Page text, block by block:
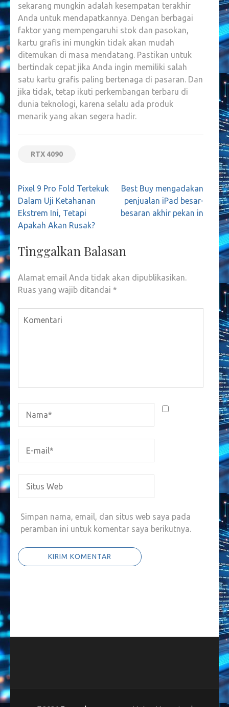
sekarang mungkin adalah kesempatan terakhir
Anda untuk mendapatkannya. Dengan berbagai
faktor yang mempengaruhi stok dan pasokan,
kartu grafis ini mungkin tidak akan mudah
ditemukan di masa mendatang. Pastikan untuk
bertindak cepat jika Anda ingin memiliki salah
satu kartu grafis paling bertenaga di pasaran. Dan
jika tidak, tetap ikuti perkembangan terbaru di
dunia teknologi, karena selalu ada produk
menarik yang akan segera hadir.
RTX 4090
Navigasi
pos
Pixel 9 Pro Fold Tertekuk
Dalam Uji Ketahanan
Ekstrem Ini, Tetapi
Apakah Akan Rusak?
Best Buy mengadakan
penjualan iPad besar-
besaran akhir pekan in
Tinggalkan Balasan
Alamat email Anda tidak akan dipublikasikan.
Ruas yang wajib ditandai *
Simpan nama, email, dan situs web saya pada
peramban ini untuk komentar saya berikutnya.